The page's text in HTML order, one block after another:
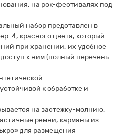
на рок-фестивалях под
набор представлен в
4, красного цвета, который
при хранении, их удобное
к ним (полный перечень
к обработке и
на застежку-молнию,
ремни, карманы из
для размещения